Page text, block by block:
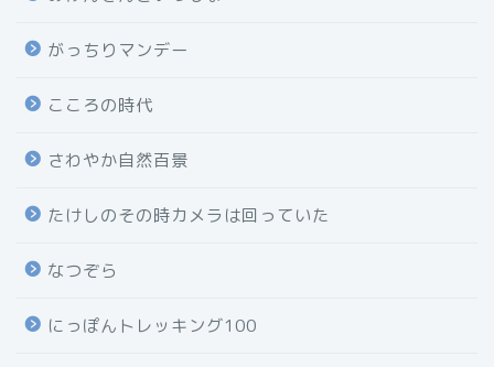
がっちりマンデー
こころの時代
さわやか自然百景
たけしのその時カメラは回っていた
なつぞら
にっぽんトレッキング100